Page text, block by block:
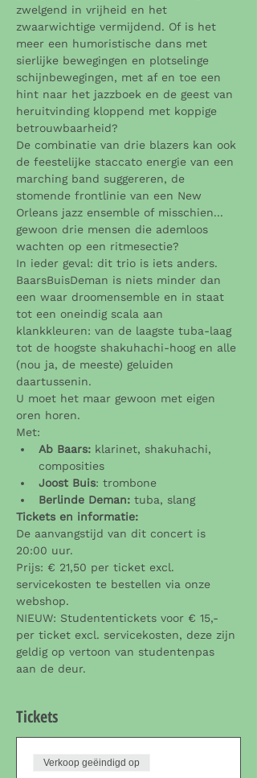
zwelgend in vrijheid en het
zwaarwichtige vermijdend. Of is het
meer een humoristische dans met
sierlijke bewegingen en plotselinge
schijnbewegingen, met af en toe een
hint naar het jazzboek en de geest van
heruitvinding kloppend met koppige
betrouwbaarheid?
De combinatie van drie blazers kan ook
de feestelijke staccato energie van een
marching band suggereren, de
stomende frontlinie van een New
Orleans jazz ensemble of misschien...
gewoon drie mensen die ademloos
wachten op een ritmesectie?
In ieder geval: dit trio is iets anders.
BaarsBuisDeman is niets minder dan
een waar droomensemble en in staat
tot een oneindig scala aan
klankkleuren: van de laagste tuba-laag
tot de hoogste shakuhachi-hoog en alle
(nou ja, de meeste) geluiden
daartussenin.
U moet het maar gewoon met eigen
oren horen.
Met:
Ab Baars: klarinet, shakuhachi,
composities
Joost Buis: trombone
Berlinde Deman: tuba, slang
Tickets en informatie:
De aanvangstijd van dit concert is
20:00 uur.
Prijs: € 21,50 per ticket excl.
servicekosten te bestellen via onze
webshop.
NIEUW: Studententickets voor € 15,-
per ticket excl. servicekosten, deze zijn
geldig op vertoon van studentenpas
aan de deur.
Tickets
Verkoop geëindigd op